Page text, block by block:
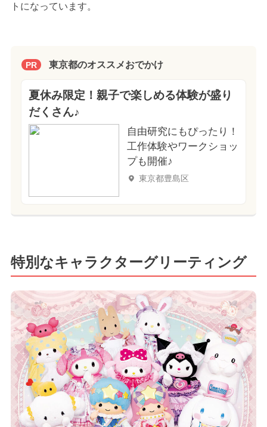
トになっています。
PR 東京都のオススメおでかけ
夏休み限定！親子で楽しめる体験が盛り
だくさん♪
自由研究にもぴったり！
工作体験やワークショッ
プも開催♪
東京都豊島区
特別なキャラクターグリーティング